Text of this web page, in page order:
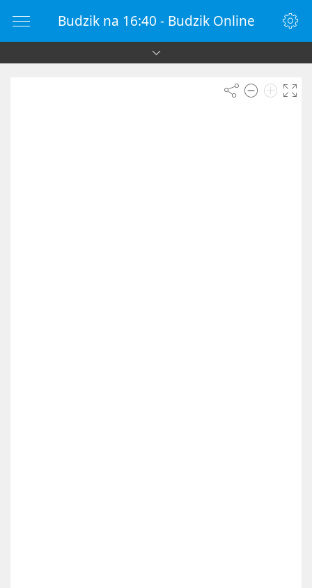
Budzik na 16:40 - Budzik Online